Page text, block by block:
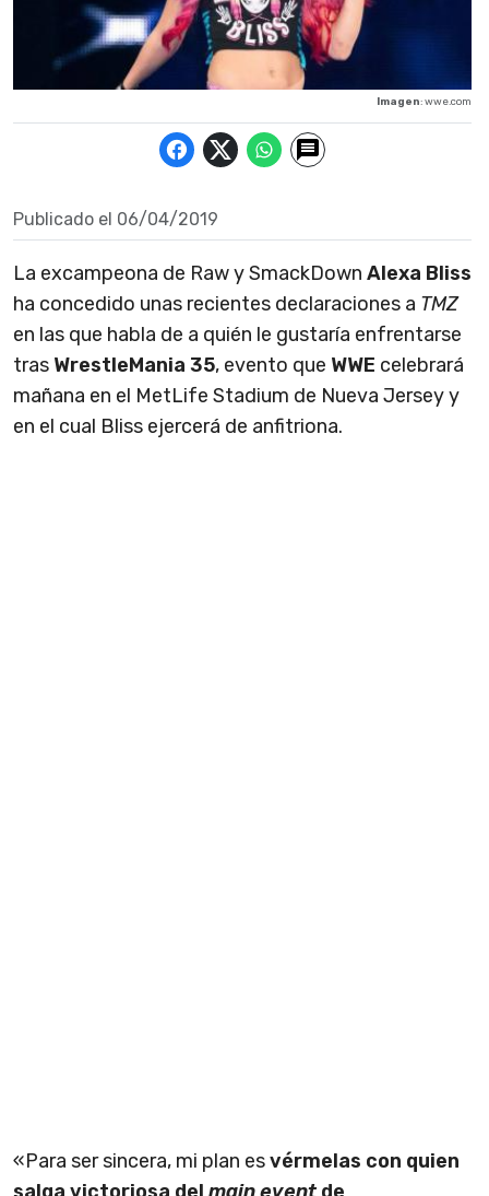
Imagen: wwe.com
Publicado el 06/04/2019
La excampeona de Raw y SmackDown Alexa Bliss
ha concedido unas recientes declaraciones a TMZ
en las que habla de a quién le gustaría enfrentarse
tras WrestleMania 35, evento que WWE celebrará
mañana en el MetLife Stadium de Nueva Jersey y
en el cual Bliss ejercerá de anfitriona.
«Para ser sincera, mi plan esvérmelas con quien